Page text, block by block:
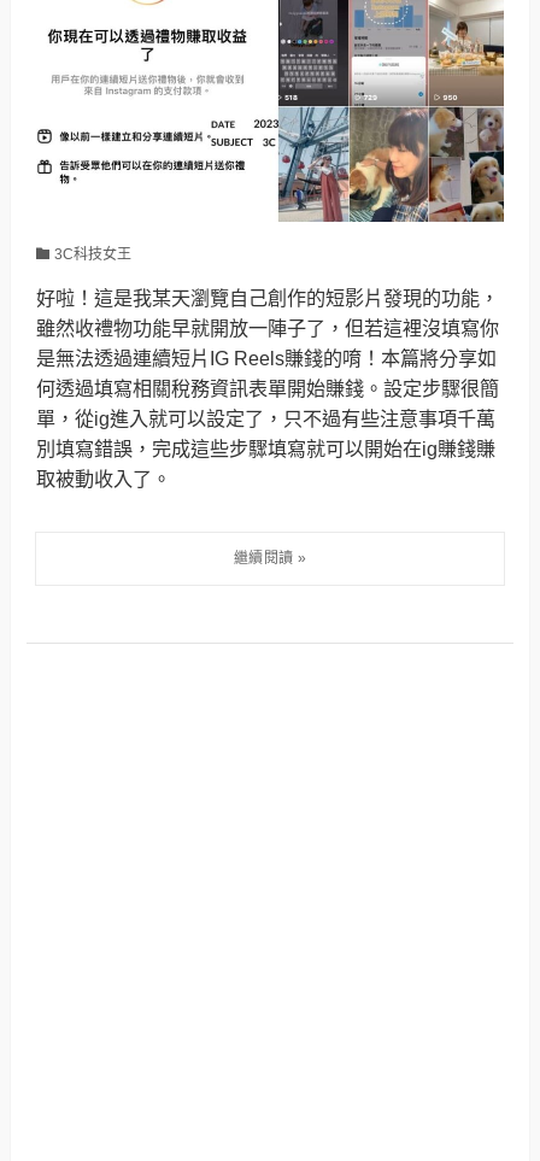
3C科技女王
好啦！這是我某天瀏覽自己創作的短影片發現的功能，
雖然收禮物功能早就開放一陣子了，但若這裡沒填寫你
是無法透過連續短片IG Reels賺錢的唷！本篇將分享如
何透過填寫相關稅務資訊表單開始賺錢。設定步驟很簡
單，從ig進入就可以設定了，只不過有些注意事項千萬
別填寫錯誤，完成這些步驟填寫就可以開始在ig賺錢賺
取被動收入了。